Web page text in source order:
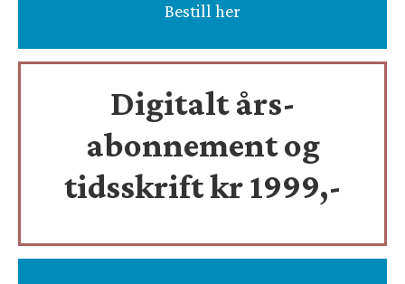
Bestill her
Digitalt års-
abonnement og
tidsskriftkr 1999,-